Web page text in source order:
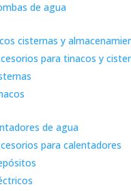
de agua
cisternas y
para tinacos y
de agua
para calentadores